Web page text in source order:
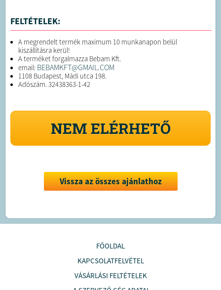
FELTÉTELEK:
A megrendelt termék maximum 10 munkanapon belül
kiszállításra kerül!
A terméket forgalmazza Bebam Kft.
email: BEBAMKFT@GMAIL.COM
1108 Budapest, Mádi utca 198.
Adószám. 32438363-1-42
NEM ELÉRHETŐ
Vissza az összes ajánlathoz
FŐOLDAL
KAPCSOLATFELVÉTEL
VÁSÁRLÁSI FELTÉTELEK